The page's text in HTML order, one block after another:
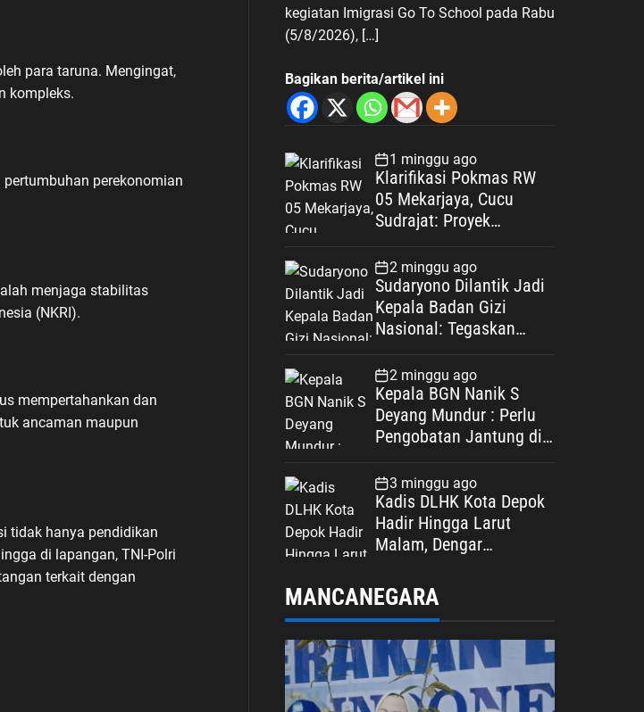
para taruna. Mengingat,
kompleks.
perekonomian
menjaga stabilitas
(NKRI).
mempertahankan dan
ancaman maupun
tidak hanya pendidikan
di lapangan, TNI-Polri
terkait dengan
kegiatan Imigrasi Go To School pada Rabu
(5/8/2026), […]
Bagikan berita/artikel ini
1 minggu ago
Klarifikasi Pokmas RW
05 Mekarjaya, Cucu
Sudrajat: Proyek
Spesifikasi
2 minggu ago
Sudaryono Dilantik Jadi
Kepala Badan Gizi
Nasional: Tegaskan
Kepentingan
2 minggu ago
Kepala BGN Nanik S
Deyang Mundur : Perlu
Pengobatan Jantung di
3 minggu ago
Kadis DLHK Kota Depok
Hadir Hingga Larut
Malam, Dengar
Retribusi Sampah di
MANCANEGARA